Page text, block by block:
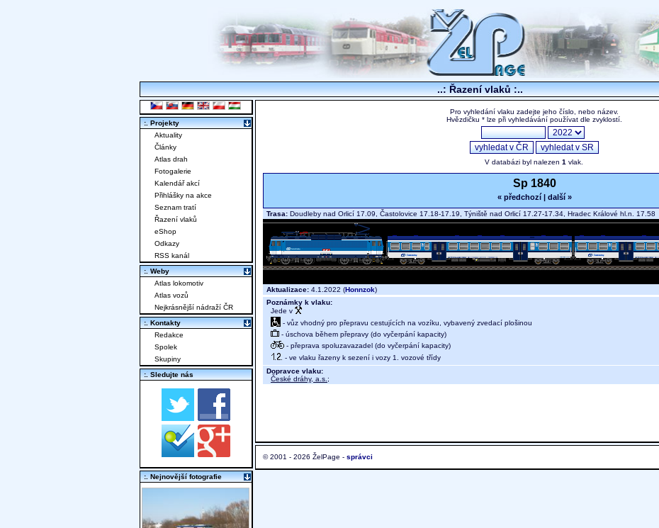
..: Řazení vlaků :..
Pro vyhledání vlaku zadejte jeho číslo, nebo název.
Hvězdičku * lze při vyhledávání používat dle zvyklostí.
V databázi byl nalezen 1 vlak.
Sp 1840
« předchozí| další »
Trasa: Doudleby nad Orlicí 17.09, Častolovice 17.18-17.19, Týniště nad Orlicí 17.27-17.34, Hradec Králové hl.n. 17.58
Aktualizace: 4.1.2022 (Honnzok)
Poznámky k vlaku:
Jede v
- vůz vhodný pro přepravu cestujících na vozíku, vybavený zvedací plošinou
- úschova během přepravy (do vyčerpání kapacity)
- přeprava spoluzavazadel (do vyčerpání kapacity)
- ve vlaku řazeny k sezení i vozy 1. vozové třídy
Dopravce vlaku:
České dráhy, a.s. ;
© 2001 - 2026 ŽelPage - správci
:. Projekty
Aktuality
Články
Atlas drah
Fotogalerie
Kalendář akcí
Přihlášky na akce
Seznam tratí
Řazení vlaků
eShop
Odkazy
RSS kanál
:. Weby
Atlas lokomotiv
Atlas vozů
Nejkrásnější nádraží ČR
:. Kontakty
Redakce
Spolek
Skupiny
:. Sledujte nás
:. Nejnovější fotografie